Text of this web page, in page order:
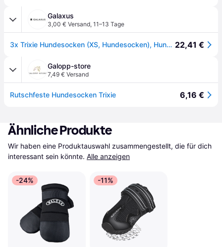
Galaxus
3,00 € Versand, 11–13 Tage
3x Trixie Hundesocken (XS, Hundesocken), Hundebekleidung 22,41 €
Galopp-store
7,49 € Versand
Rutschfeste Hundesocken Trixie 6,16 €
Ähnliche Produkte
Wir haben eine Produktauswahl zusammengestellt, die für dich
interessant sein könnte. Alle anzeigen
-24% -11%